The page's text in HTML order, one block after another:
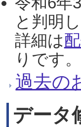
と判明
詳細は
りです
過去の
データ